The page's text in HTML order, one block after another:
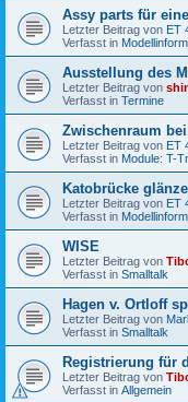
Assy parts für
Letzter Beitrag von ET
Verfasst in
Ausstellung des
Letzter Beitrag von
Verfasst in Termine
Zwischenraum
Letzter Beitrag von ET
Verfasst in Module: T-
Katobrücke
Letzter Beitrag von ET
Verfasst in
WISE
Letzter Beitrag von
Verfasst in Smalltalk
Hagen v. Ortloff
Letzter Beitrag von
Verfasst in Smalltalk
Registrierung für
Letzter Beitrag von
Verfasst in Allgemein